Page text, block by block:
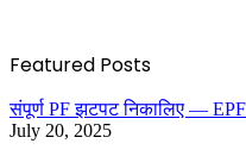
Featured Posts
संपूर्ण PF झटपट निकालिए —
July 20, 2025